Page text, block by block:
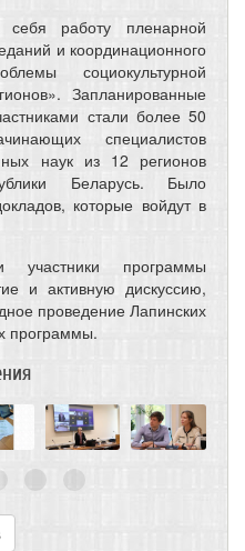
работу пленарной
и координационного
социокультурной
Запланированные
стали более 50
специалистов
наук из 12 регионов
Беларусь. Было
которые войдут в
программы
и активную дискуссию,
проведение Лапинских
программы.